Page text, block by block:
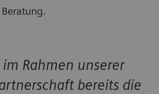
im Rahmen unserer
bereits die